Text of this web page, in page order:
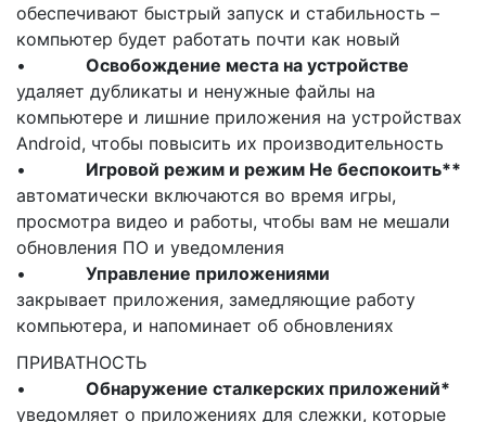
обеспечивают быстрый запуск и стабильность –
компьютер будет работать почти как новый
• Освобождение места на устройстве
удаляет дубликаты и ненужные файлы на
компьютере и лишние приложения на устройствах
Android, чтобы повысить их производительность
• Игровой режим и режим Не беспокоить**
автоматически включаются во время игры,
просмотра видео и работы, чтобы вам не мешали
обновления ПО и уведомления
• Управление приложениями
закрывает приложения, замедляющие работу
компьютера, и напоминает об обновлениях
ПРИВАТНОСТЬ
• Обнаружение сталкерских приложений*
уведомляет о приложениях для слежки, которые